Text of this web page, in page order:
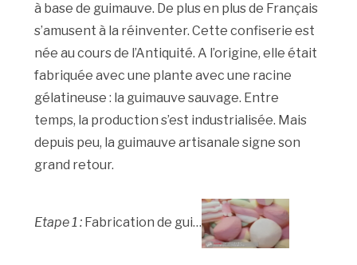
à base de guimauve. De plus en plus de Français
s’amusent à la réinventer. Cette confiserie est
née au cours de l’Antiquité. A l’origine, elle était
fabriquée avec une plante avec une racine
gélatineuse : la guimauve sauvage. Entre
temps, la production s’est industrialisée. Mais
depuis peu, la guimauve artisanale signe son
grand retour.
Etape 1 : Fabrication de gui…